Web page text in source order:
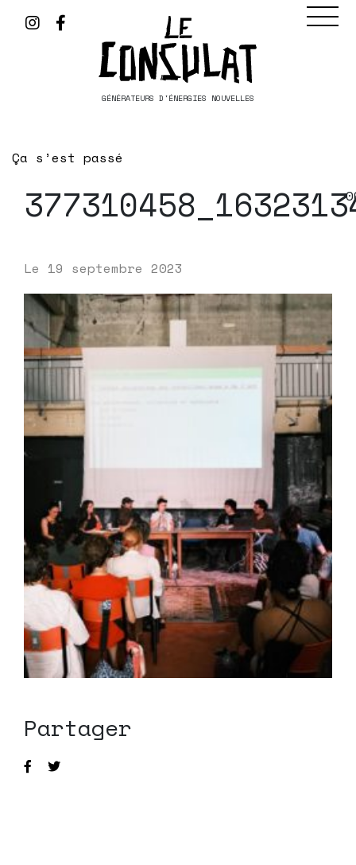
GÉNÉRATEURS D'ÉNERGIES NOUVELLES
Ça s’est passé
Le 19 septembre 2023
Partager